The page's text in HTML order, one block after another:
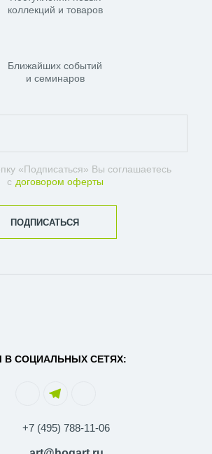
коллекций и товаров
Ближайших событий
и семинаров
«Подписаться» Вы соглашаетесь
с договором оферты
ПОДПИСАТЬСЯ
В СОЦИАЛЬНЫХ СЕТЯХ:
+7 (495) 788-11-06